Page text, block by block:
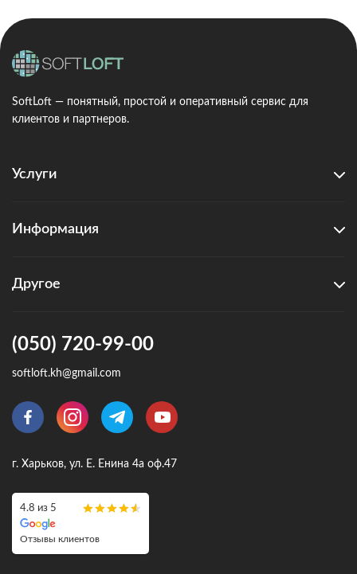
SoftLoft — понятный, простой и оперативный сервис для
клиентов и партнеров.
Услуги
Информация
Другое
(050) 720-99-00
softloft.kh@gmail.com
г. Харьков, ул. Е. Енина 4а оф.47
4.8 из 5
Отзывы клиентов